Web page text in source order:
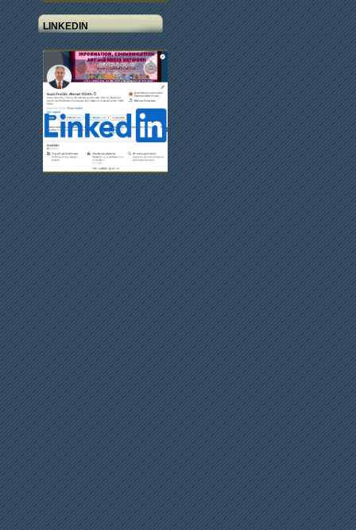
LINKEDIN